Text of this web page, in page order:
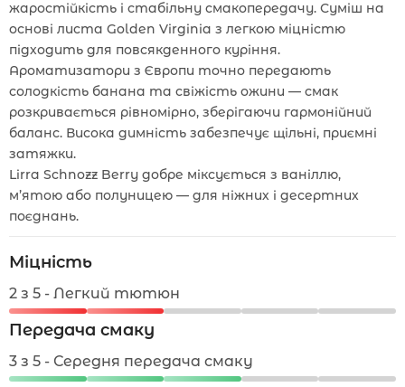
жаростійкість і стабільну смакопередачу. Суміш на
основі листа Golden Virginia з легкою міцністю
підходить для повсякденного куріння.
Ароматизатори з Європи точно передають
солодкість банана та свіжість ожини — смак
розкривається рівномірно, зберігаючи гармонійний
баланс. Висока димність забезпечує щільні, приємні
затяжки.
Lirra Schnozz Berry добре міксується з ваніллю,
м’ятою або полуницею — для ніжних і десертних
поєднань.
Міцність
2 з 5 - Легкий тютюн
Передача смаку
3 з 5 - Середня передача смаку